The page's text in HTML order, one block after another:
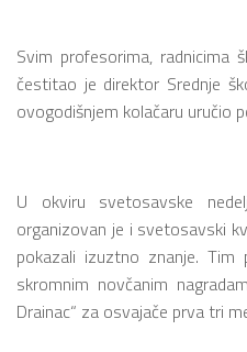
Svim profesorima, radnicima
čestitao je direktor Srednje
ovogodišnjem kolačaru uručio
U okviru svetosavske
organizovan je i svetosavski
pokazali izuztno znanje.
skromnim novčanim
Drainac“ za osvajače prva tri